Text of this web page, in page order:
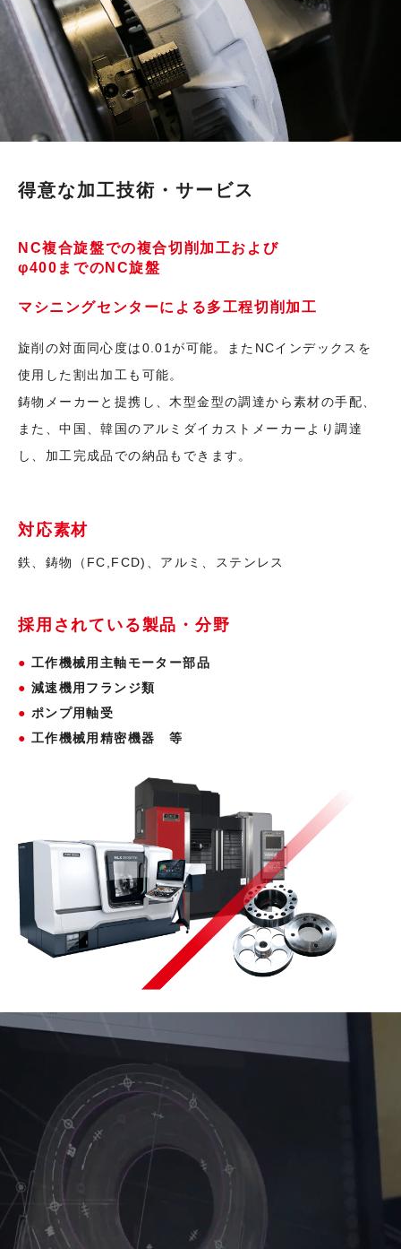
得意な加工技術・サービス
NC複合旋盤での複合切削加工および
φ400までのNC旋盤
マシニングセンターによる多工程切削加工
旋削の対面同心度は0.01が可能。またNCインデックスを
使用した割出加工も可能。
鋳物メーカーと提携し、木型金型の調達から素材の手配、
また、中国、韓国のアルミダイカストメーカーより調達
し、加工完成品での納品もできます。
対応素材
鉄、鋳物（FC,FCD)、アルミ、ステンレス
採用されている製品・分野
工作機械用主軸モーター部品
減速機用フランジ類
ポンプ用軸受
工作機械用精密機器 等